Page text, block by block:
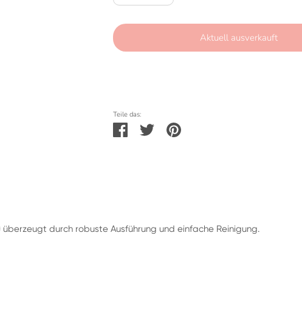
Aktuell ausverkauft
Teile das:
TeilenTwitternPinnen
durch robuste Ausführung und einfache Reinigung.